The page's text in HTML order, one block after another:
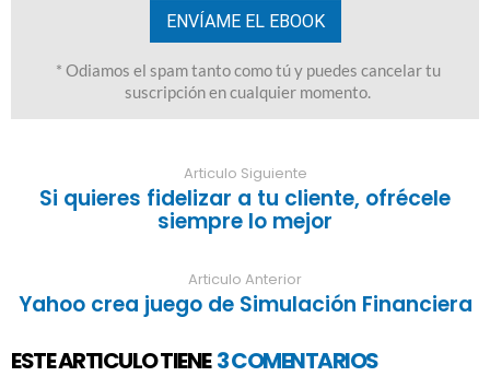
Articulo Siguiente
Si quieres fidelizar a tu cliente, ofrécele
siempre lo mejor
Articulo Anterior
Yahoo crea juego de Simulación Financiera
ESTE ARTICULO TIENE 3 COMENTARIOS